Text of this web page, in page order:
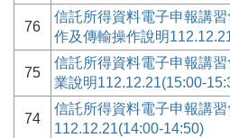
76
信託所得資料電子申報講
作及傳輸操作說明
75
信託所得資料電子申報講
業說明112.12.21(15:00-
74
信託所得資料電子申報講
112.12.21(14:00-14:50)